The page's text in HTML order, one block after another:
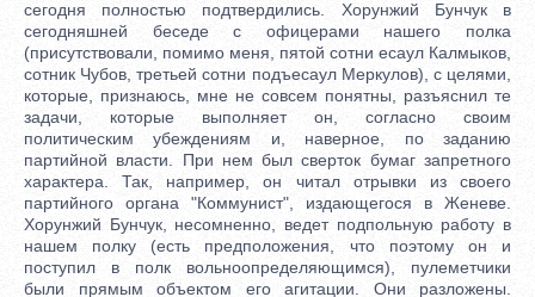
сегодня полностью подтвердились. Хорунжий Бунчук в
сегодняшней беседе с офицерами нашего полка
(присутствовали, помимо меня, пятой сотни есаул Калмыков,
сотник Чубов, третьей сотни подъесаул Меркулов), с целями,
которые, признаюсь, мне не совсем понятны, разъяснил те
задачи, которые выполняет он, согласно своим
политическим убеждениям и, наверное, по заданию
партийной власти. При нем был сверток бумаг запретного
характера. Так, например, он читал отрывки из своего
партийного органа "Коммунист", издающегося в Женеве.
Хорунжий Бунчук, несомненно, ведет подпольную работу в
нашем полку (есть предположения, что поэтому он и
поступил в полк вольноопределяющимся), пулеметчики
были прямым объектом его агитации. Они разложены.